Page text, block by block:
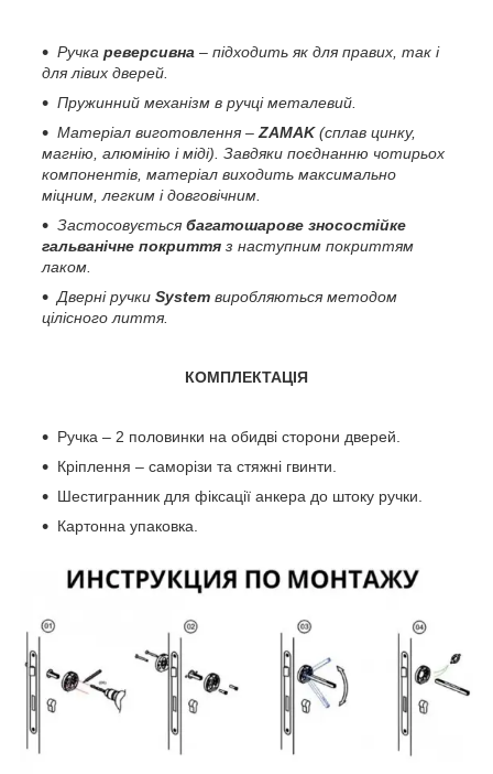
Ручка реверсивна – підходить як для правих, так і
для лівих дверей.
Пружинний механізм в ручці металевий.
Матеріал виготовлення – ZAMAK(сплав цинку,
магнію, алюмінію і міді). Завдяки поєднанню чотирьох
компонентів, матеріал виходить максимально
міцним, легким і довговічним.
Застосовується багатошарове зносостійке
гальванічне покриття з наступним покриттям
лаком.
Дверні ручки System виробляються методом
цілісного лиття.
КОМПЛЕКТАЦІЯ
Ручка – 2 половинки на обидві сторони дверей.
Кріплення – саморізи та стяжні гвинти.
Шестигранник для фіксації анкера до штоку ручки.
Картонна упаковка.